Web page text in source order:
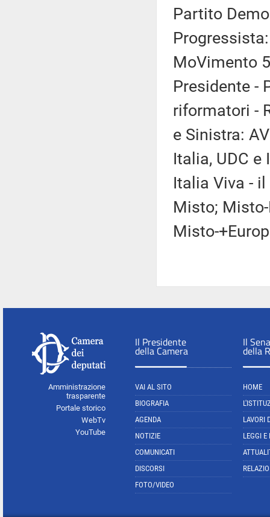
Partito
MoVimento
Presidente -
riformatori -
e Sinistra:
Italia, UDC e
Italia Viva - il
Misto;
Misto-
Amministrazione
trasparente
Portale storico
WebTv
YouTube
Il Presidente
della Camera
VAI AL SITO
BIOGRAFIA
AGENDA
NOTIZIE
COMUNICATI
DISCORSI
FOTO/VIDEO
Il
della
HOME
LAVORI
LEGGI E